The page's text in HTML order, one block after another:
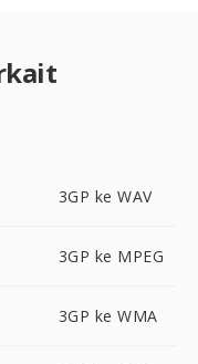
3GP ke WAV
3GP ke MPEG
3GP ke WMA